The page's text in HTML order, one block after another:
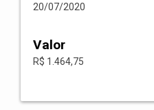
20/07/2020
Valor
R$ 1.464,75